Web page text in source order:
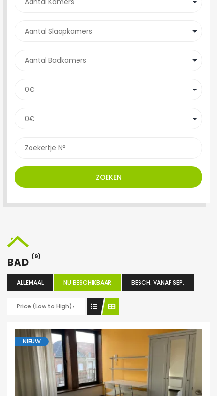
ZOEKEN
BAD (9)
ALLEMAAL NU BESCHIKBAAR BESCH. VANAF SEP.
Price (Low to High)
NIEUW